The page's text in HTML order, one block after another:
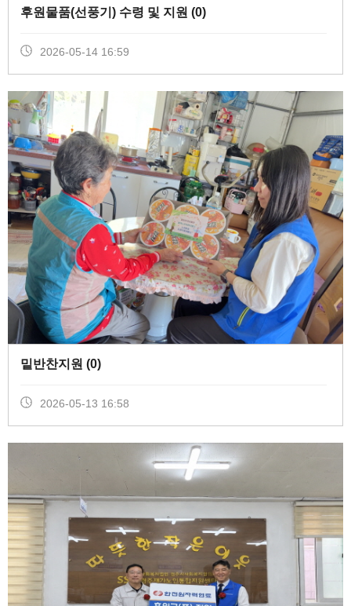
후원물품(선풍기) 수령 및 지원 (0)
2026-05-14 16:59
밑반찬지원 (0)
2026-05-13 16:58